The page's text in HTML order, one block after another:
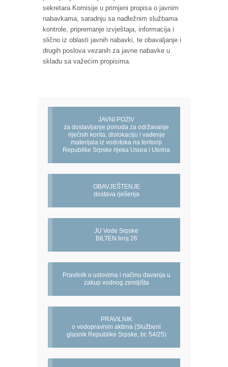
sekretara Komisije u primjeni propisa o javnim
nabavkama, saradnju sa nadležnim službama
kontrole, pripremanje izvještaja, informacija i
slično iz oblasti javnih nabavki, te obavaljanje i
drugih poslova vezanih za javne nabavke u
skladu sa važećim propisima.
JAVNI POZIV
za dostavljanje ponuda za održavanje
riječnih korita, dislokaciju i vađenje
materijala iz vodotoka na teritoriji
Republike Srpske rijeka Usora i Ukrina
OBAVJEŠTENJE
dostava rješenja
JU Vode Srpske
BILTEN broj 26
Pravilnik o uslovima i načinu davanja u
zakup vodnog zemljišta
PRAVILNIK
o vodopravnim aktima (Službeni
glasnik Republike Srpske, br. 54/25)